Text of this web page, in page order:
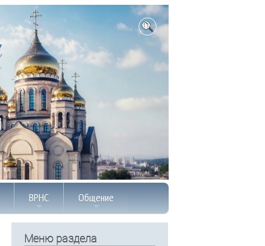
ВРНС Общение
Меню раздела